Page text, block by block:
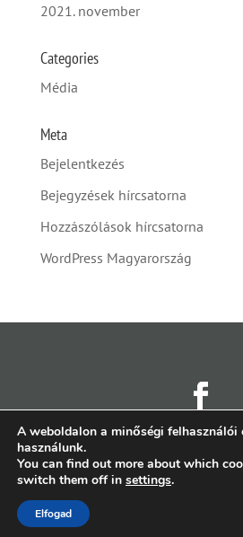
2021. november
Categories
Média
Meta
Bejelentkezés
Bejegyzések hírcsatorna
Hozzászólások hírcsatorna
WordPress Magyarország
2011 – 2026 © planshow.ro
Created & Hosted by
A weboldalon a minőségi felhasználói
használunk.
You can find out more about which
switch them off in settings.
Elfogad